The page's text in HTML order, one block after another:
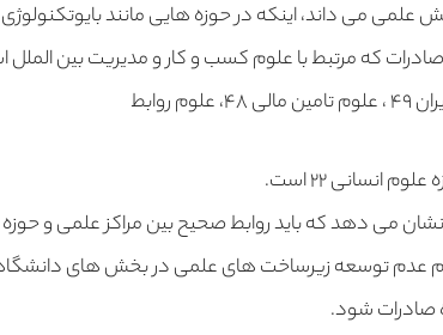
می داند، اینکه در حوزه هایی مانند بایوتکنولوژی و
می دهد که باید روابط صحیح بین مراکز علمی و حوزه
عدم توسعه زیرساخت های علمی در بخش های
شود.